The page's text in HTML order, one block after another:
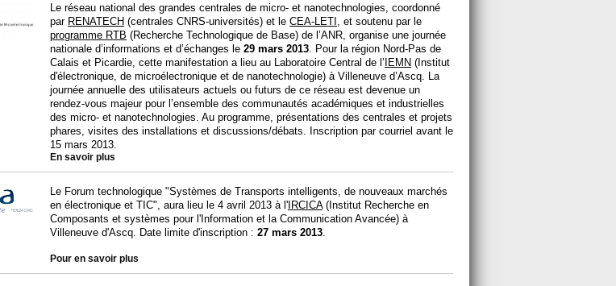
Le réseau national des grandes centrales de micro- et nanotechnologies, coordonné
par RENATECH (centrales CNRS-universités) et le CEA-LETI
, et soutenu par le
programme RTB (Recherche Technologique de Base) de l’ANR, organise une journée
nationale d’informations et d’échanges le 29 mars 2013 . Pour la région Nord-Pas de
Calais et Picardie, cette manifestation a lieu au Laboratoire Central de l’ IEMN (Institut
d'électronique, de microélectronique et de nanotechnologie) à Villeneuve d’Ascq. La
journée annuelle des utilisateurs actuels ou futurs de ce réseau est devenue un
rendez-vous majeur pour l’ensemble des communautés académiques et industrielles
des micro- et nanotechnologies. Au programme, présentations des centrales et projets
phares, visites des installations et discussions/débats. Inscription par courriel avant le
15 mars 2013.
En savoir plus
Le Forum technologique "Systèmes de Transports intelligents, de nouveaux marchés
en électronique et TIC", aura lieu le 4 avril 2013 à l' IRCICA(Institut Recherche en
Composants et systèmes pour l'Information et la Communication Avancée) à
Villeneuve d'Ascq. Date limite d'inscription : 27 mars 2013
Pour en savoir plus